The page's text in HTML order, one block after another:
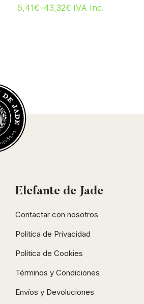
5,41€–43,32€ IVA Inc.
Elefante de Jade
Contactar con nosotros
Politica de Privacidad
Política de Cookies
Términos y Condiciones
Envíos y Devoluciones